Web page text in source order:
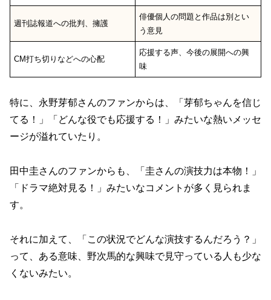
週刊誌報道への批判、擁護
俳優個人の問題と作品は別とい
う意見
CM打ち切りなどへの心配
応援する声、今後の展開への興
味
特に、永野芽郁さんのファンからは、「芽郁ちゃんを信じ
てる！」「どんな役でも応援する！」みたいな熱いメッセ
ージが溢れていたり。
田中圭さんのファンからも、「圭さんの演技力は本物！」
「ドラマ絶対見る！」みたいなコメントが多く見られま
す。
それに加えて、「この状況でどんな演技するんだろう？」
って、ある意味、野次馬的な興味で見守っている人も少な
くないみたい。